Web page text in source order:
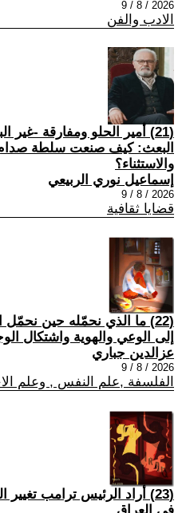
2026 / 8 / 9
الادب والفن
(21) أمير الحلو ومفارقة -غير
البعث: كيف صنعت سلطة صدام
والاستثناء؟
إسماعيل نوري الربيعي
2026 / 8 / 9
قضايا ثقافية
(22) ما الذي نحمّله حين
إلى الوعي والهوية واشتكال
عزالدين جباري
2026 / 8 / 9
الفلسفة ,علم النفس , وعلم
(23) أراد الرئيس ترامب